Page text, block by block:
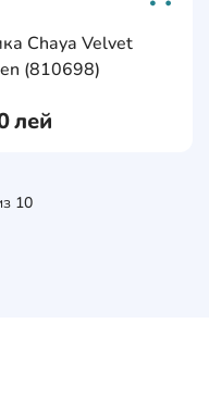
Chaya Velvet
(810698)
лей
10